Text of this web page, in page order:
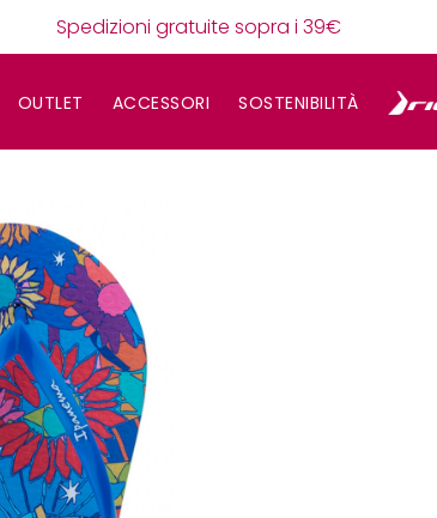
Spedizioni gratuite sopra i 39€
OUTLET ACCESSORI SOSTENIBILITÀ